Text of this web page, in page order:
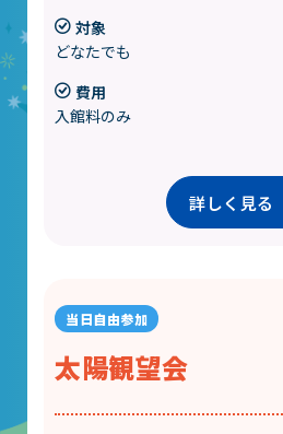
対象
どなたでも
費用
入館料のみ
詳しく見る
太陽観望会